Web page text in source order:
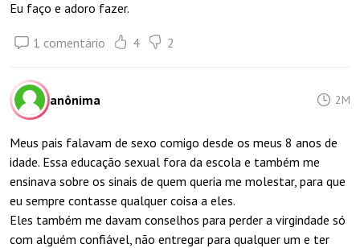
Eu faço e adoro fazer.
1 comentário 4 2
anônima 2M
Meus pais falavam de sexo comigo desde os meus 8 anos de
idade. Essa educação sexual fora da escola e também me
ensinava sobre os sinais de quem queria me molestar, para que
eu sempre contasse qualquer coisa a eles.
Eles também me davam conselhos para perder a virgindade só
com alguém confiável, não entregar para qualquer um e ter